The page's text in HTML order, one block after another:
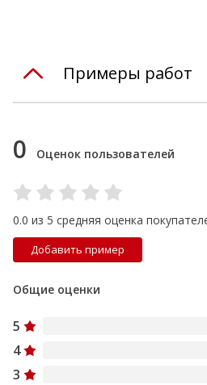
Примеры работ
0 Оценок пользователей
0.0 из 5 средняя оценка
Добавить пример
Общие оценки
5
4
3